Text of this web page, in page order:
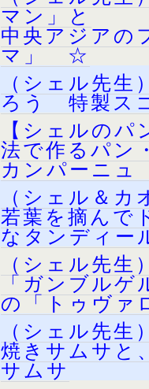
マン」と
中央アジアの
マ」 ☆
（シェル先
ろう 特製ス
【シェルの
法で作るパン
カンパーニ
（シェル＆
若葉を摘んで
なタンディー
（シェル先
「ガンブル
の「トゥヴァ
（シェル先
焼きサムサと
サムサ